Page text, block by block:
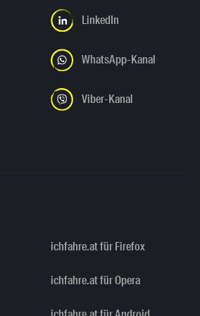
LinkedIn
WhatsApp-Kanal
Viber-Kanal
ichfahre.at für Firefox
ichfahre.at für Opera